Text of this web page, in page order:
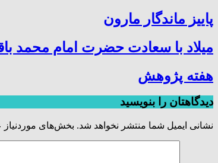
پاییز ماندگار مارون
میلاد با سعادت حضرت امام محمد
هفته پژوهش
دیدگاهتان را بنویسید
نشانی ایمیل شما منتشر نخواهد شد. بخش‌های موردنیاز